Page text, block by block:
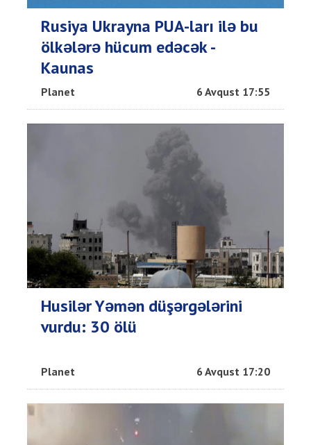
Rusiya Ukrayna PUA-ları ilə bu
ölkələrə hücum edəcək -
Kaunas
Planet 6 Avqust 17:55
Husilər Yəmən düşərgələrini
vurdu: 30 ölü
Planet 6 Avqust 17:20